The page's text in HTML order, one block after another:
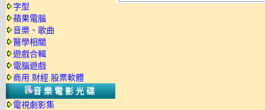
字型
蘋果電腦
音樂、歌曲
醫學相關
遊戲合輯
電腦遊戲
商用.財經.股票軟體
音樂電影光碟
電視劇影集